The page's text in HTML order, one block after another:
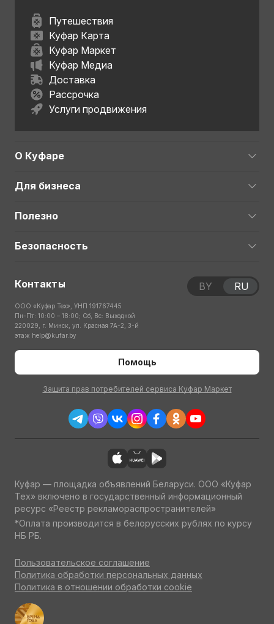
Путешествия
Куфар Карта
Куфар Маркет
Куфар Медиа
Доставка
Рассрочка
Услуги продвижения
О Куфаре
Для бизнеса
Полезно
Безопасность
Контакты
ООО «Куфар Тех», УНП 191767445
Пн-Пт: 10:00 – 18:00; Сб, Вс: Выходной
220029, г. Минск, ул. Красная 7А-2, 3-й
этаж help@kufar.by
Помощь
Защита прав потребителей сервиса Куфар Маркет
BY RU
Куфар — площадка объявлений Беларуси. ООО «Куфар
Тех» включено в государственный информационный
ресурс «Реестр рекламораспространителей»
*Оплата производится в белорусских рублях по курсу
НБ РБ.
Пользовательское соглашение
Политика обработки персональных данных
Политика в отношении обработки cookie